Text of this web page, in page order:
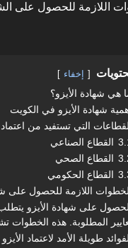
اللازمة للحصول على
إخفاء
هي شهادة الأيزو؟
شهادة الأيزو في الكويت
التي تستفيد من اعتماد
القطاع الصناعي
القطاع الصحي
القطاع الحكومي
اللازمة للحصول على
على شهادة الأيزو
المطلوبة. هذه الخطوات
طويلة الأمد لاعتماد